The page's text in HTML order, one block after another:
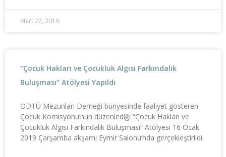
Mart 22, 2019
“Çocuk Hakları ve Çocukluk Algısı Farkındalık
Buluşması” Atölyesi Yapıldı
ODTÜ Mezunları Derneği bünyesinde faaliyet gösteren
Çocuk Komisyonu’nun düzenlediği “Çocuk Hakları ve
Çocukluk Algısı Farkındalık Buluşması” Atölyesi 16 Ocak
2019 Çarşamba akşamı Eymir Salonu’nda gerçekleştirildi.